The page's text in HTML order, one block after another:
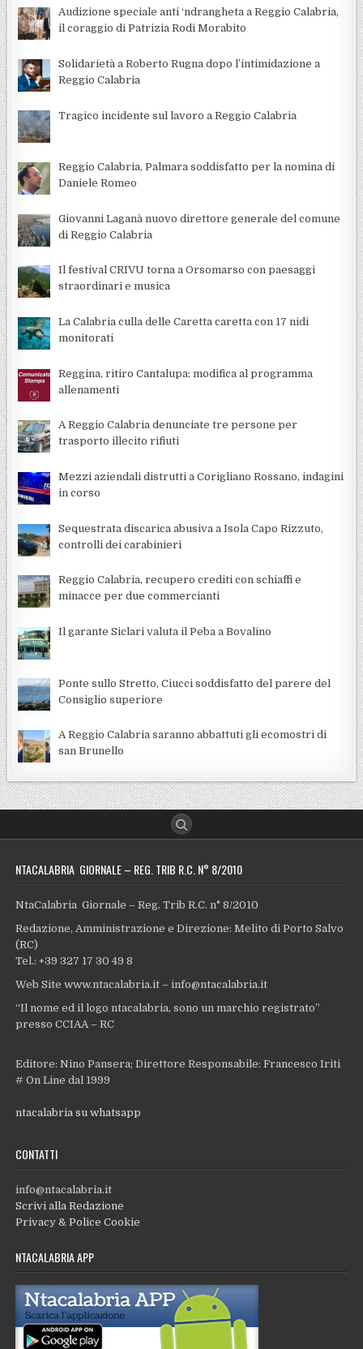
Audizione speciale anti ‘ndrangheta a Reggio Calabria,
il coraggio di Patrizia Rodi Morabito
Solidarietà a Roberto Rugna dopo l’intimidazione a
Reggio Calabria
Tragico incidente sul lavoro a Reggio Calabria
Reggio Calabria, Palmara soddisfatto per la nomina di
Daniele Romeo
Giovanni Laganà nuovo direttore generale del comune
di Reggio Calabria
Il festival CRIVU torna a Orsomarso con paesaggi
straordinari e musica
La Calabria culla delle Caretta caretta con 17 nidi
monitorati
Reggina, ritiro Cantalupa: modifica al programma
allenamenti
A Reggio Calabria denunciate tre persone per
trasporto illecito rifiuti
Mezzi aziendali distrutti a Corigliano Rossano, indagini
in corso
Sequestrata discarica abusiva a Isola Capo Rizzuto,
controlli dei carabinieri
Reggio Calabria, recupero crediti con schiaffi e
minacce per due commercianti
Il garante Siclari valuta il Peba a Bovalino
Ponte sullo Stretto, Ciucci soddisfatto del parere del
Consiglio superiore
A Reggio Calabria saranno abbattuti gli ecomostri di
san Brunello
NTACALABRIA GIORNALE – REG. TRIB R.C. N° 8/2010
NtaCalabria Giornale – Reg. Trib R.C. n° 8/2010
Redazione, Amministrazione e Direzione: Melito di Porto Salvo
(RC)
Tel.: +39 327 17 30 49 8
Web Site www.ntacalabria.it – info@ntacalabria.it
“Il nome ed il logo ntacalabria, sono un marchio registrato”
presso CCIAA – RC
Editore: Nino Pansera; Direttore Responsabile: Francesco Iriti
# On Line dal 1999
ntacalabria su whatsapp
CONTATTI
info@ntacalabria.it
Scrivi alla Redazione
Privacy & Police Cookie
NTACALABRIA APP